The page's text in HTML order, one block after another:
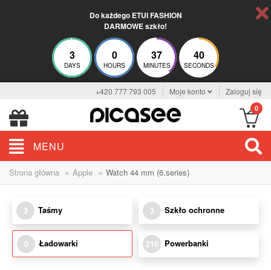
Do każdego ETUI FASHION
DARMOWE szkło!
3
DAYS
0
HOURS
37
MINUTES
40
SECONDS
+420 777 793 005 Moje konto Zaloguj się
0
MENU
Strona główna » Apple » Watch 44 mm (6.series)
3 Taśmy 3 Szkło ochronne
0 Ładowarki 210 Powerbanki